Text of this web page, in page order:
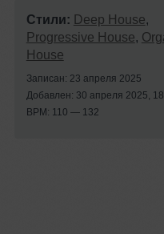
Стили: Deep House,
Progressive House,
House
Записан: 23 апреля 2025
Добавлен: 30 апреля 2025,
BPM: 110 — 132